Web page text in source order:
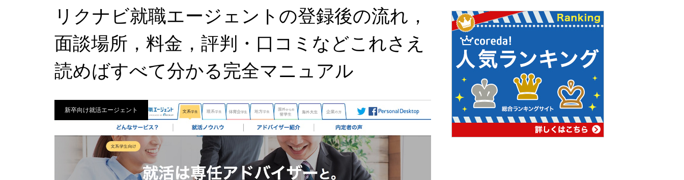
リクナビ就職エージェントの登録後の流れ，
面談場所，料金，評判・口コミなどこれさえ
読めばすべて分かる完全マニュアル
新卒向け就活エージェント